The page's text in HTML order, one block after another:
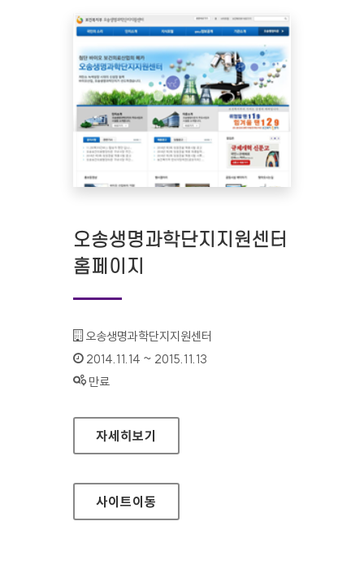
오송생명과학단지지원센터
홈페이지
기관명 :
오송생명과학단지지원센터
인증기간 :
2014.11.14 ~ 2015.11.13
상태 :
만료
오송생명과학단지지원센터 홈페이지
자세히보기
사이트이동